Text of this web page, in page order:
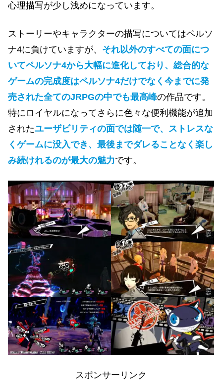
心理描写が少し浅めになっています。
ストーリーやキャラクターの描写についてはペルソ
ナ4に負けていますが、 それ以外のすべての面につ
いてペルソナ4から大幅に進化しており、総合的な
ゲームの完成度はペルソナ4だけでなく今までに発
売された全てのJRPGの中でも最高峰の作品です。
特にロイヤルになってさらに色々な便利機能が追加
されたユーザビリティの面では随一で、ストレスな
くゲームに没入でき、最後までダレることなく楽し
み続けれるのが最大の魅力です。
スポンサーリンク